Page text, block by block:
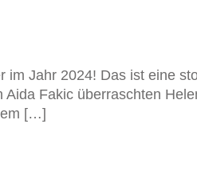
im Jahr 2024! Das ist eine
Aida Fakic überraschten
[…]